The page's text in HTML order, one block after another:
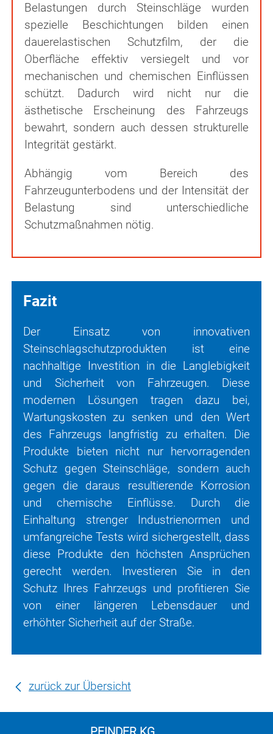
Belastungen durch Steinschläge wurden
spezielle Beschichtungen bilden einen
dauerelastischen Schutzfilm, der die
Oberfläche effektiv versiegelt und vor
mechanischen und chemischen Einflüssen
schützt. Dadurch wird nicht nur die
ästhetische Erscheinung des Fahrzeugs
bewahrt, sondern auch dessen strukturelle
Integrität gestärkt.
Abhängig vom Bereich des
Fahrzeugunterbodens und der Intensität der
Belastung sind unterschiedliche
Schutzmaßnahmen nötig.
Fazit
Der Einsatz von innovativen
Steinschlagschutzprodukten ist eine
nachhaltige Investition in die Langlebigkeit
und Sicherheit von Fahr­zeugen. Diese
modernen Lösungen tragen dazu bei,
Wartungskosten zu senken und den Wert
des Fahrzeugs langfristig zu erhalten. Die
Produkte bieten nicht nur hervorragenden
Schutz gegen Steinschläge, sondern auch
gegen die daraus resultierende Korrosion
und chemische Einflüsse. Durch die
Einhaltung strenger Industrienormen und
umfangreiche Tests wird sichergestellt, dass
diese Produkte den höchsten Ansprüchen
gerecht werden. Investieren Sie in den
Schutz Ihres Fahrzeugs und profitieren Sie
von einer längeren Lebensdauer und
erhöhter Sicherheit auf der Straße.
zurück zur Übersicht